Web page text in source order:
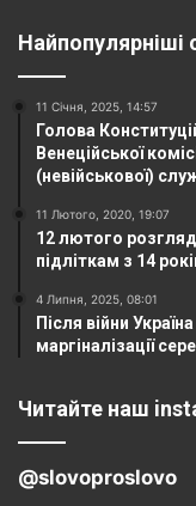
Найпопулярніші
11 Січня, 2025, 14:57
Голова
Венеційської
(невійськової)
11 Лютого, 2020, 19:07
12 лютого
підліткам з 14
4 Липня, 2025, 08:01
Після війни
маргіналізації
Читайте наш
@slovoproslovo